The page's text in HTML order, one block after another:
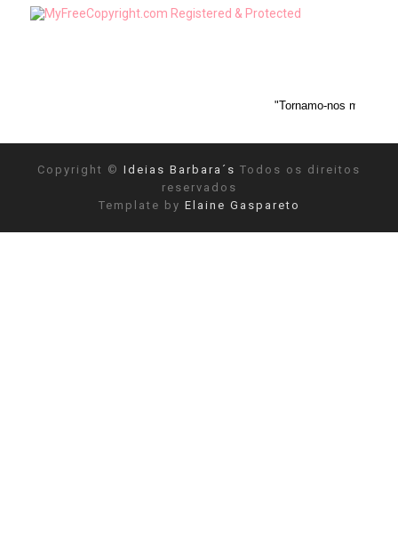
"Tornamo-nos mais objetivos depois
Copyright © Ideias Barbara´s Todos os direitos
reservados
Template by Elaine Gaspareto